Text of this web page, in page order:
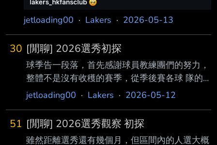
jetloading00 · Lakers · 2026-05-13
30 [閒聊] 2026選秀初探
球季告一段落，首先感謝球員教練團們的努力，
整體不是沒有收穫的賽季，從季後賽各球 隊的
深度，也看出選秀與發展球員的重要。 接下來
選，這幾天是combine 分享雷達內球 員測試狀
態，專注在#25幾位MorezJohnson、Cam Carr
jetloading00 · Lakers · 2026-05-12
51 [閒聊] 2026選秀觀察 初探
雖然距離選秀還有幾個月，但區間內的人選大概